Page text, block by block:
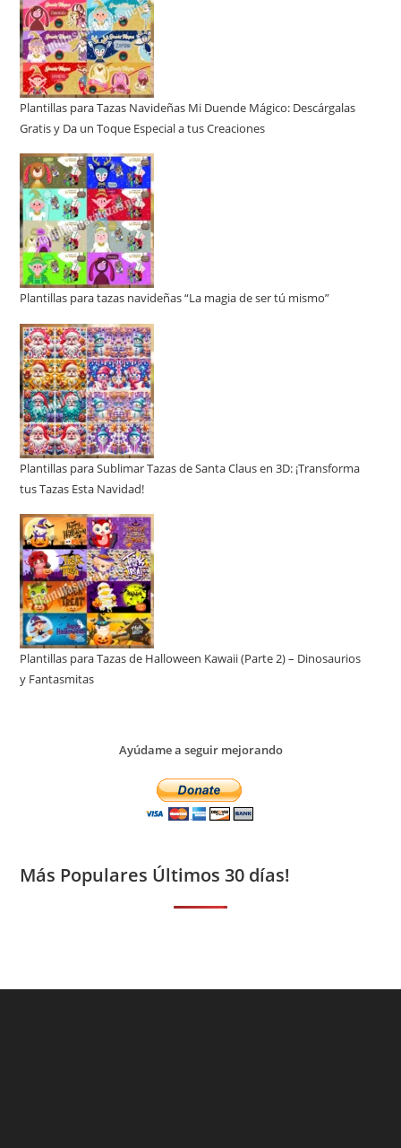
Plantillas para Tazas Navideñas Mi Duende Mágico: Descárgalas
Gratis y Da un Toque Especial a tus Creaciones
Plantillas para tazas navideñas “La magia de ser tú mismo”
Plantillas para Sublimar Tazas de Santa Claus en 3D: ¡Transforma
tus Tazas Esta Navidad!
Plantillas para Tazas de Halloween Kawaii (Parte 2) – Dinosaurios
y Fantasmitas
Ayúdame a seguir mejorando
Más Populares Últimos 30 días!